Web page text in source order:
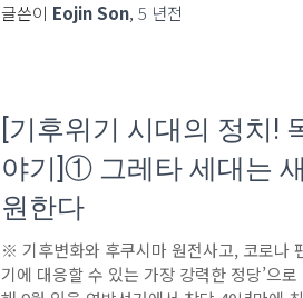
글쓴이 Eojin Son, 5 년전
[기후위기 시대의 정치!
야기]① 그레타 세대는
원한다
※ 기후변화와 후쿠시마 원전사고, 코로나
기에 대응할 수 있는 가장 강력한 정당’으